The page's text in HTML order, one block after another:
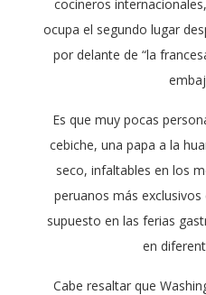
cocineros
ocupa el segundo lugar
por delante de “la
Es que muy pocas
cebiche, una papa a la
seco, infaltables en los
peruanos más
supuesto en las ferias
en
Cabe resaltar que